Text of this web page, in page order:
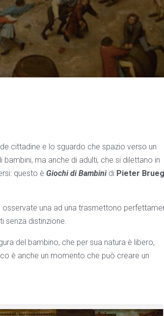
cittadine e lo sguardo che spazio verso un
ma anche di adulti, che si dilettano in
questo è Giochi di Bambinidi Pieter
una ad una trasmettono
senza distinzione.
del bambino, che per sua natura è libero,
è anche un momento che può creare un